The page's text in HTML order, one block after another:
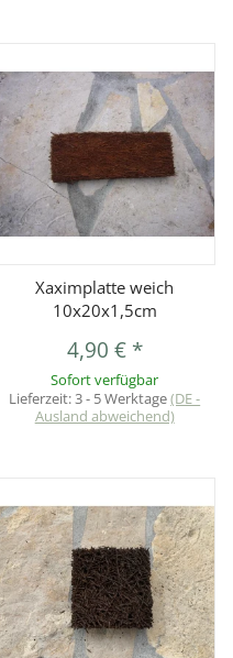
Xaximplatte weich
10x20x1,5cm
4,90 € *
Sofort verfügbar
Lieferzeit:3 - 5 Werktage(DE -
Ausland abweichend)